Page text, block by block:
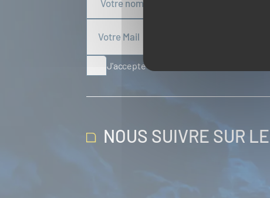
J'accepte de recevoir des articles
NOUS SUIVRE SUR